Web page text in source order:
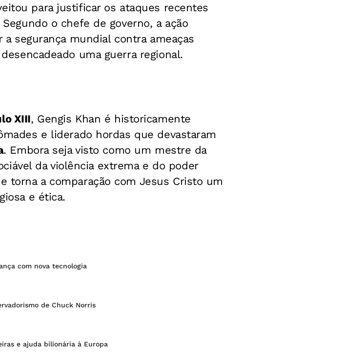
para justificar os ataques recentes
o chefe de governo, a ação
segurança mundial contra ameaças
uma guerra regional.
XIII, Gengis Khan é historicamente
e liderado hordas que devastaram
. Embora seja visto como um mestre da
da violência extrema e do poder
a comparação com Jesus Cristo um
e ética.
com nova tecnologia
de Chuck Norris
e ajuda bilionária à Europa